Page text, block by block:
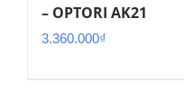
– OPTORI AK21
3.360.000₫